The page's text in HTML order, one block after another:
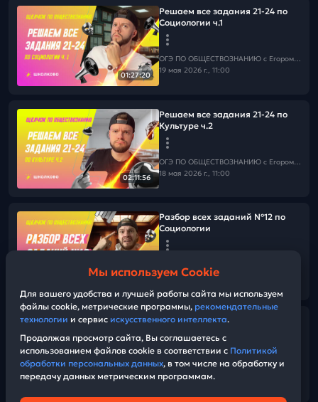
01:27:20
Решаем все задания 21-24 по
Социологии ч.1
ОГЭ ПО ОБЩЕСТВОЗНАНИЮ c Егором Кантом
19 мая 2026 г., 11:00
02:11:56
Решаем все задания 21-24 по
Культуре ч.2
ОГЭ ПО ОБЩЕСТВОЗНАНИЮ c Егором Кантом
18 мая 2026 г., 11:00
Разбор всех заданий №12 по
Социологии
18 мая 2026 г., 07:00
Решаем все задания 21-24 по
17 мая 2026 г., 11:00
Мы используем Cookie
Для вашего удобства и лучшей работы сайта мы используем
файлы cookie, метрические программы, рекомендательные
технологии и сервис искусственного интеллекта.
Продолжая просмотр сайта, Вы соглашаетесь с
использованием файлов cookie в соответствии с Политикой
обработки персональных данных, в том числе на обработку и
передачу данных метрическим программам.